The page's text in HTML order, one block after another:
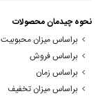
نحوه چیدمان محصولات
براساس میزان محبوبیت
براساس فروش
براساس زمان
براساس میزان تخفیف